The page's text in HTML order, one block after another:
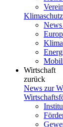
Klimaschutz
Klima
Wirtschaft
zurück
News zur